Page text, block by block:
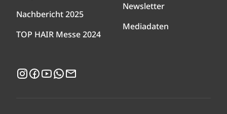
Nachbericht 2025
TOP HAIR Messe 2024
Newsletter
Mediadaten
Instagram
Facebook
YouTubeWhatsApp